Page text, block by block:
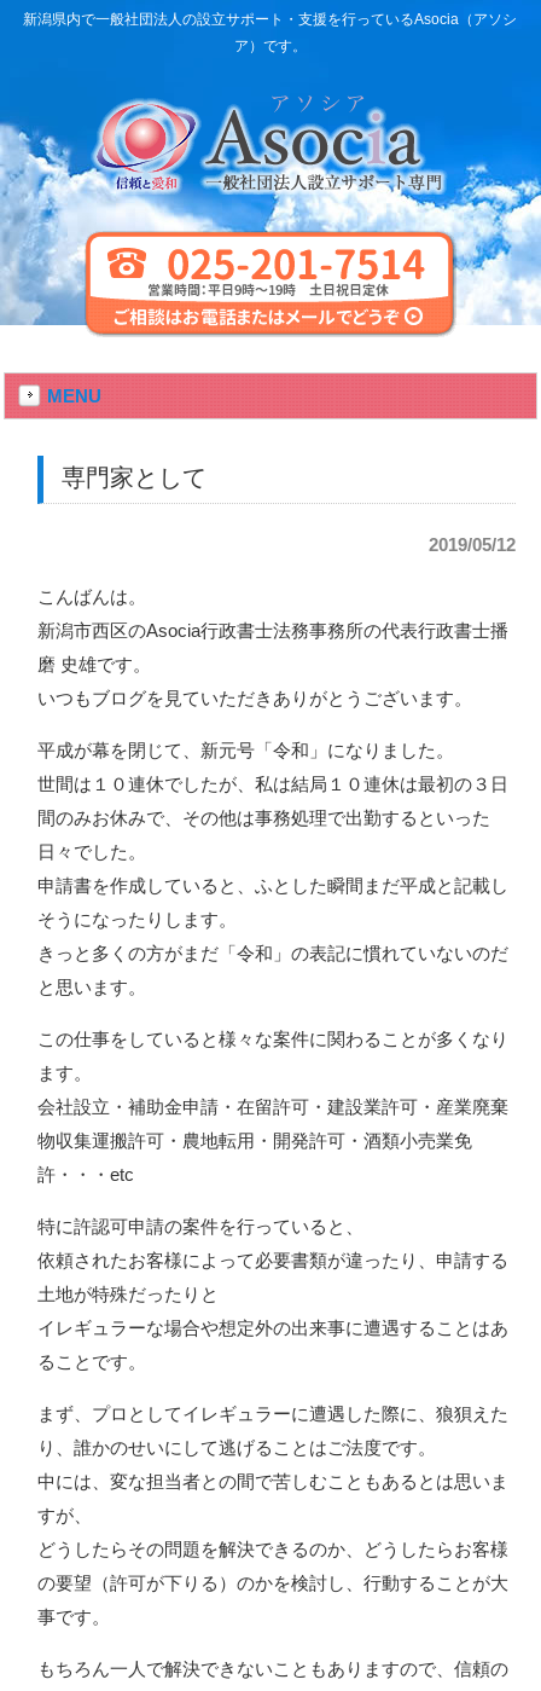
新潟県内で一般社団法人の設立サポート・支援を行っているAsocia（アソシ
ア）です。
MENU
専門家として
2019/05/12
こんばんは。
新潟市西区のAsocia行政書士法務事務所の代表行政書士播
磨 史雄です。
いつもブログを見ていただきありがとうございます。
平成が幕を閉じて、新元号「令和」になりました。
世間は１０連休でしたが、私は結局１０連休は最初の３日
間のみお休みで、その他は事務処理で出勤するといった
日々でした。
申請書を作成していると、ふとした瞬間まだ平成と記載し
そうになったりします。
きっと多くの方がまだ「令和」の表記に慣れていないのだ
と思います。
この仕事をしていると様々な案件に関わることが多くなり
ます。
会社設立・補助金申請・在留許可・建設業許可・産業廃棄
物収集運搬許可・農地転用・開発許可・酒類小売業免
許・・・etc
特に許認可申請の案件を行っていると、
依頼されたお客様によって必要書類が違ったり、申請する
土地が特殊だったりと
イレギュラーな場合や想定外の出来事に遭遇することはあ
ることです。
まず、 プロとしてイレギュラーに遭遇した際に、狼狽えた
り、誰かのせいにして逃げることはご法度です。
中には、変な担当者との間で苦しむこともあるとは思いま
すが、
どうしたらその問題を解決できるのか、どうしたらお客様
の要望（許可が下りる）のかを検討し、行動することが大
事です。
もちろん一人で解決できないこともありますので、信頼の